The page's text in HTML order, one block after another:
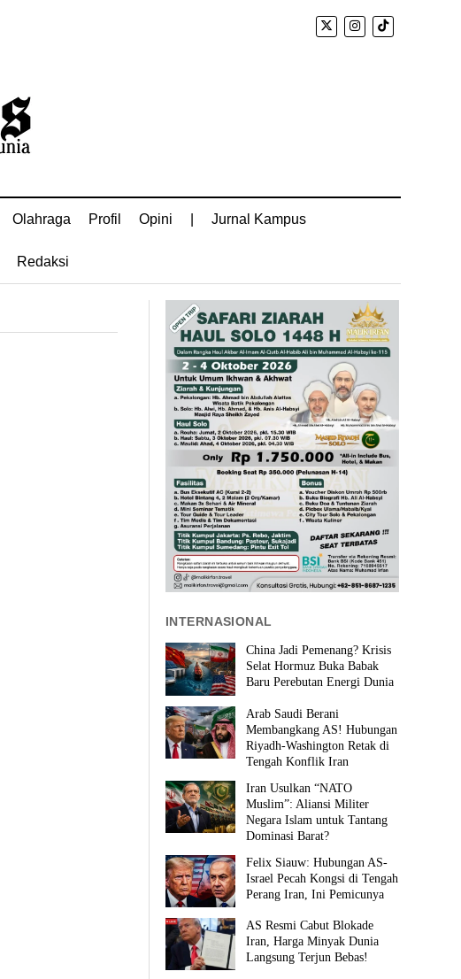
Olahraga Profil Opini Jurnal Kampus
Redaksi
INTERNASIONAL
China Jadi Pemenang? Krisis
Selat Hormuz Buka Babak
Baru Perebutan Energi Dunia
Arab Saudi Berani
Membangkang AS! Hubungan
Riyadh-Washington Retak di
Tengah Konflik Iran
Iran Usulkan “NATO
Muslim”: Aliansi Militer
Negara Islam untuk Tantang
Dominasi Barat?
Felix Siauw: Hubungan AS-
Israel Pecah Kongsi di Tengah
Perang Iran, Ini Pemicunya
AS Resmi Cabut Blokade
Iran, Harga Minyak Dunia
Langsung Terjun Bebas!